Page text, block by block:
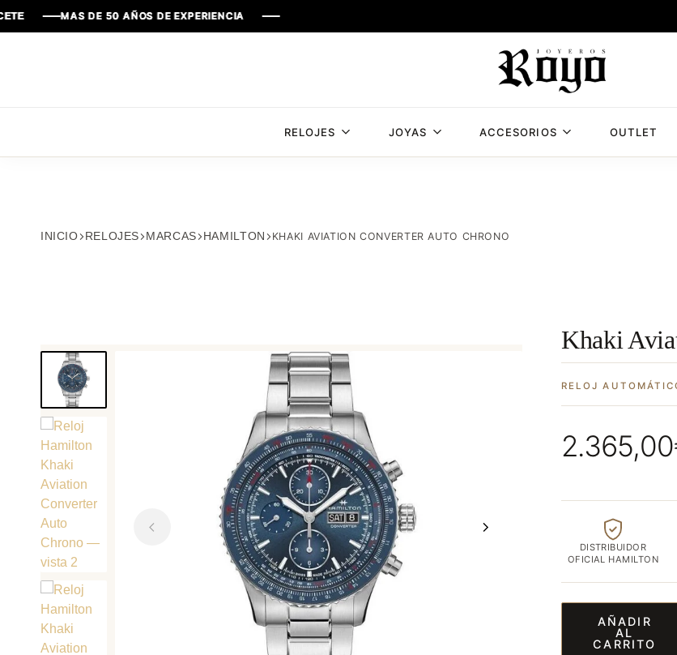
DE 50 AÑOS DE EXPERIENCIA
DE 50 AÑOS DE EXPERIENCIA
DE 50 AÑOS DE EXPERIENCIA
DE 50 AÑOS DE EXPERIENCIA
con
RELOJES JOYAS ACCESORIOS OUTLET
INICIO RELOJES MARCAS HAMILTON KHAKI AVIATION CONVERTER AUTO CHRONO
Khaki
RELOJ
2.365,00
DISTRIBUIDOR
OFICIAL HAMILTON
AÑADIR
AL
CARRITO